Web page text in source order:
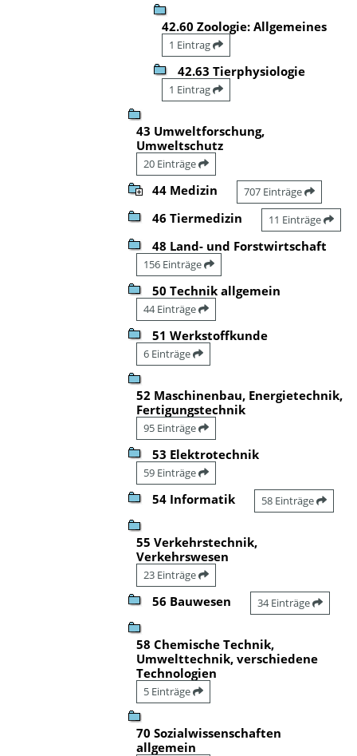
42.60 Zoologie: Allgemeines
1 Eintrag
42.63 Tierphysiologie
1 Eintrag
43 Umweltforschung,
Umweltschutz
20 Einträge
44 Medizin 707 Einträge
46 Tiermedizin 11 Einträge
48 Land- und Forstwirtschaft
156 Einträge
50 Technik allgemein
44 Einträge
51 Werkstoffkunde
6 Einträge
52 Maschinenbau, Energietechnik,
Fertigungstechnik
95 Einträge
53 Elektrotechnik
59 Einträge
54 Informatik 58 Einträge
55 Verkehrstechnik,
Verkehrswesen
23 Einträge
56 Bauwesen 34 Einträge
58 Chemische Technik,
Umwelttechnik, verschiedene
Technologien
5 Einträge
70 Sozialwissenschaften
allgemein